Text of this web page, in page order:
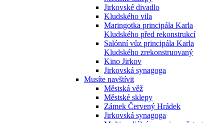
Jirkovské divadlo
Kludského vila
Maringotka principála Karla
Kludského před rekonstrukcí
Salónní vůz principála Karla
Kludského zrekonstruovaný
Kino Jirkov
Jirkovská synagoga
Musíte navštívit
Městská věž
Městské sklepy
Zámek Červený Hrádek
Jirkovská synagoga